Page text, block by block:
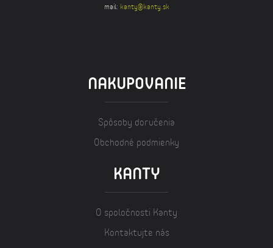
mail: kanty@kanty.sk
NAKUPOVANIE
Spôsoby doručenia
Obchodné podmienky
KANTY
O spoločnosti Kanty
Kontaktujte nás